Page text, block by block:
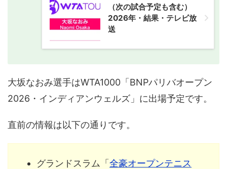
（次の試合予定も含む）
2026年・結果・テレビ放
送
大坂なおみ選手はWTA1000「BNPパリバオープン
2026・インディアンウェルズ」に出場予定です。
直前の情報は以下の通りです。
グランドスラム「 全豪オープンテニス